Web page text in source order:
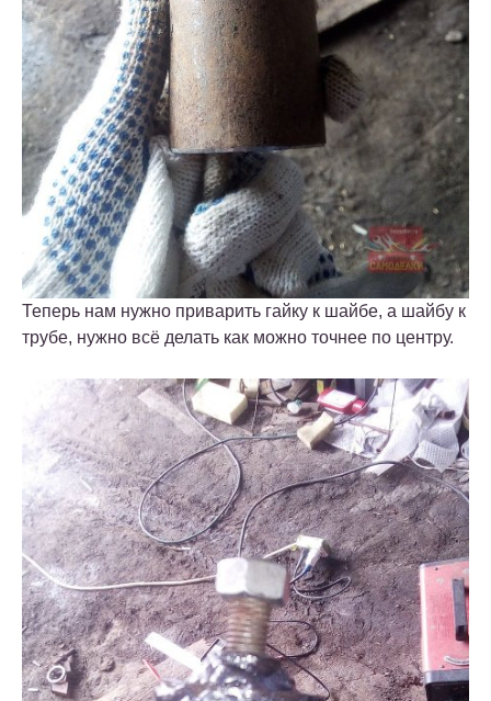
Теперь нам нужно приварить гайку к шайбе, а шайбу к
трубе, нужно всё делать как можно точнее по центру.